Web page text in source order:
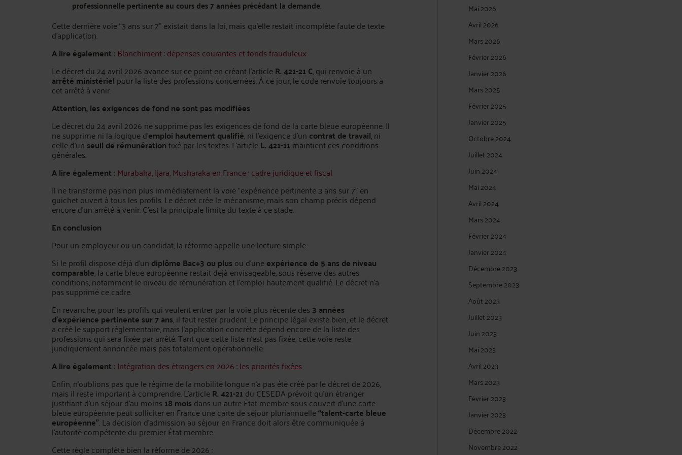
professionnelle pertinente au cours des 7 années précédant la demande.
Cette dernière voie “3 ans sur 7” existait dans la loi, mais qu’elle restait incomplète faute de texte
d’application.
A lire également : Blanchiment : dépenses courantes et fonds frauduleux
Le décret du 24 avril 2026 avance sur ce point en créant l’articleR. 421-21 C, qui renvoie à un
arrêté ministériel pour la liste des professions concernées. À ce jour, le code renvoie toujours à
cet arrêté à venir.
Attention, les exigences de fond ne sont pas modifiées
Le décret du 24 avril 2026 ne supprime pas les exigences de fond de la carte bleue européenne. Il
ne supprime ni la logique d’emploi hautement qualifié, ni l’exigence d’un contrat de travail, ni
celle d’un seuil de rémunérationfixé par les textes. L’articleL. 421-11 maintient ces conditions
générales.
A lire également : Murabaha, Ijara, Musharaka en France : cadre juridique et fiscal
Il ne transforme pas non plus immédiatement la voie “expérience pertinente 3 ans sur 7” en
guichet ouvert à tous les profils. Le décret crée le mécanisme, mais son champ précis dépend
encore d’un arrêté à venir. C’est la principale limite du texte à ce stade.
En conclusion
Pour un employeur ou un candidat, la réforme appelle une lecture simple.
Si le profil dispose déjà d’un diplôme Bac+3 ou plus ou d’uneexpérience de 5 ans de niveau
comparable, la carte bleue européenne restait déjà envisageable, sous réserve des autres
conditions, notamment le niveau de rémunération et l’emploi hautement qualifié. Le décret n’a
pas supprimé ce cadre.
En revanche, pour les profils qui veulent entrer par la voie plus récente des 3 années
d’expérience pertinente sur 7 ans, il faut rester prudent. Le principe légal existe bien, et le décret
a créé le support réglementaire, mais l’application concrète dépend encore de la liste des
professions qui sera fixée par arrêté. Tant que cette liste n’est pas fixée, cette voie reste
juridiquement annoncée mais pas totalement opérationnelle.
A lire également : Intégration des étrangers en 2026 : les priorités fixées
Enfin, n'oublions pas que le régime de la mobilité longue n’a pas été créé par le décret de 2026,
mais il reste important à comprendre. L’articleR. 421-21 du CESEDA prévoit qu’un étranger
justifiant d’un séjour d’au moins 18 mois dans un autre État membre sous couvert d’une carte
bleue européenne peut solliciter en France une carte de séjour pluriannuelle“talent-carte bleue
européenne”. La décision d’admission au séjour en France doit alors être communiquée à
l’autorité compétente du premier État membre.
Cette règle complète bien la réforme de 2026 :
Mai 2026
Avril 2026
Mars 2026
Février 2026
Janvier 2026
Mars 2025
Février 2025
Janvier 2025
Octobre 2024
Juillet 2024
Juin 2024
Mai 2024
Avril 2024
Mars 2024
Février 2024
Janvier 2024
Décembre 2023
Septembre 2023
Août 2023
Juillet 2023
Juin 2023
Mai 2023
Avril 2023
Mars 2023
Février 2023
Janvier 2023
Décembre 2022
Novembre 2022